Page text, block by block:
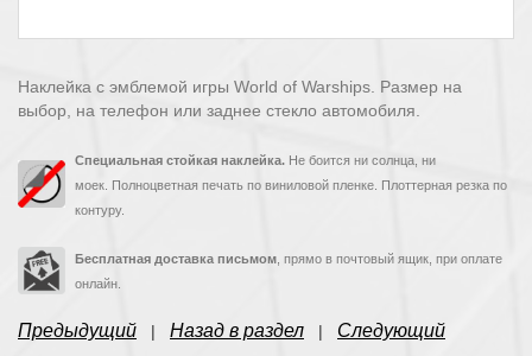
Наклейка с эмблемой игры World of Warships. Размер на
выбор, на телефон или заднее стекло автомобиля.
Специальная стойкая наклейка. Не боится ни солнца, ни
моек. Полноцветная печать по виниловой пленке. Плоттерная резка по
контуру.
Бесплатная доставка письмом , прямо в почтовый ящик, при оплате
онлайн.
Предыдущий | Назад в раздел | Следующий